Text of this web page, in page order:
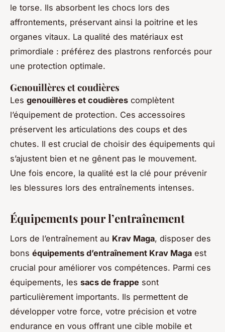
le torse. Ils absorbent les chocs lors des
affrontements, préservant ainsi la poitrine et les
organes vitaux. La qualité des matériaux est
primordiale : préférez des plastrons renforcés pour
une protection optimale.
Genouillères et coudières
Les genouillères et coudières complètent
l’équipement de protection. Ces accessoires
préservent les articulations des coups et des
chutes. Il est crucial de choisir des équipements qui
s’ajustent bien et ne gênent pas le mouvement.
Une fois encore, la qualité est la clé pour prévenir
les blessures lors des entraînements intenses.
Équipements pour l’entraînement
Lors de l’entraînement au Krav Maga, disposer des
bons équipements d’entraînement Krav Maga est
crucial pour améliorer vos compétences. Parmi ces
équipements, les sacs de frappe sont
particulièrement importants. Ils permettent de
développer votre force, votre précision et votre
endurance en vous offrant une cible mobile et